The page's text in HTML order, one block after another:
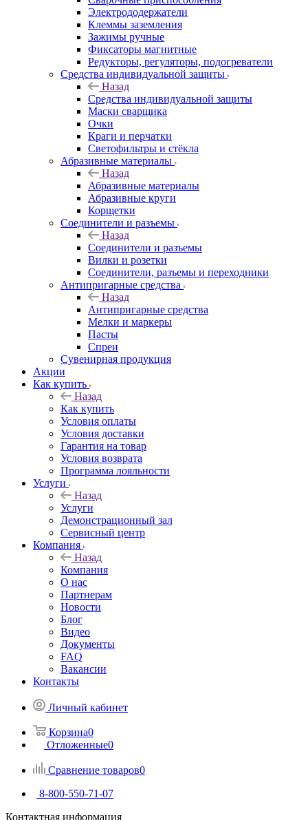
Электрододержатели
Клеммы заземления
Зажимы ручные
Фиксаторы магнитные
Редукторы, регуляторы, подогреватели
Средства индивидуальной защиты
Назад
Средства индивидуальной защиты
Маски сварщика
Очки
Краги и перчатки
Светофильтры и стёкла
Абразивные материалы
Назад
Абразивные материалы
Абразивные круги
Корщетки
Соединители и разъемы
Назад
Соединители и разъемы
Вилки и розетки
Соединители, разъемы и переходники
Антипригарные средства
Назад
Антипригарные средства
Мелки и маркеры
Пасты
Спреи
Сувенирная продукция
Акции
Как купить
Назад
Как купить
Условия оплаты
Условия доставки
Гарантия на товар
Условия возврата
Программа лояльности
Услуги
Назад
Услуги
Демонстрационный зал
Сервисный центр
Компания
Назад
Компания
О нас
Партнерам
Новости
Блог
Видео
Документы
FAQ
Вакансии
Контакты
Личный кабинет
Корзина0
Отложенные0
Сравнение товаров0
8-800-550-71-07
Контактная информация